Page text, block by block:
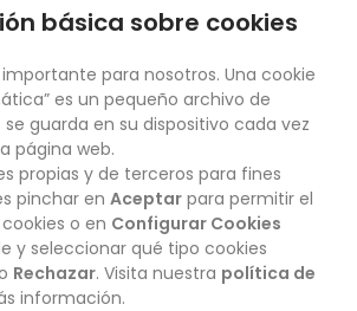
BOLETÍN
básica sobre cookies
para nosotros. Una cookie
es un pequeño archivo de
guarda en su dispositivo cada vez
página web.
propias y de terceros para fines
pinchar en Aceptar para permitir el
o en Configurar Cookies
y seleccionar qué tipo cookies
Rechazar. Visita nuestra política de
información.